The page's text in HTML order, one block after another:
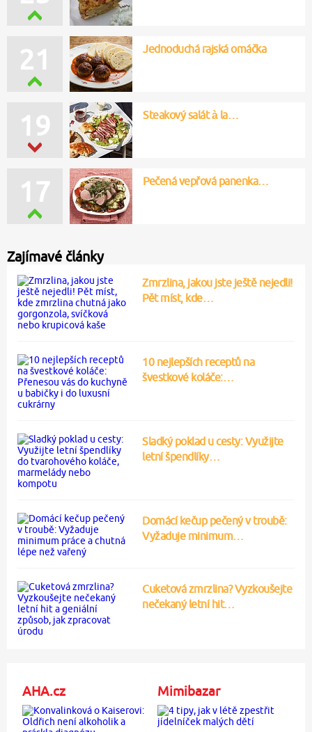
19 Steakový salát à la…
21 Jednoduchá rajská omáčka
17 Pečená vepřová panenka…
Zajímavé články
Zmrzlina, jakou jste ještě nejedli!
Pět míst, kde…
10 nejlepších receptů na
švestkové koláče:…
Sladký poklad u cesty: Využijte
letní špendlíky…
Domácí kečup pečený v troubě:
Vyžaduje minimum…
Cuketová zmrzlina? Vyzkoušejte
nečekaný letní hit…
AHA.cz Mimibazar